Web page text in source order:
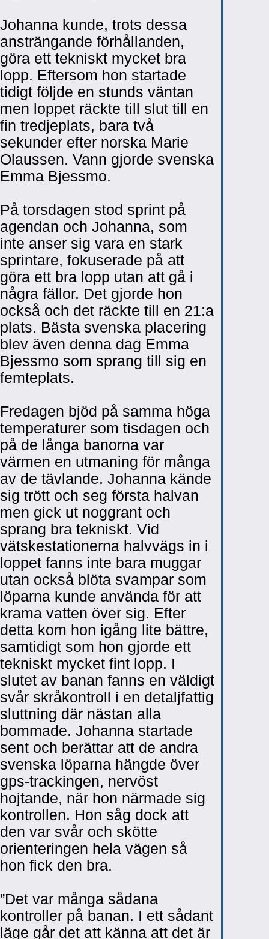
Johanna kunde, trots dessa
ansträngande förhållanden,
göra ett tekniskt mycket bra
lopp. Eftersom hon startade
tidigt följde en stunds väntan
men loppet räckte till slut till en
fin tredjeplats, bara två
sekunder efter norska Marie
Olaussen. Vann gjorde svenska
Emma Bjessmo.
På torsdagen stod sprint på
agendan och Johanna, som
inte anser sig vara en stark
sprintare, fokuserade på att
göra ett bra lopp utan att gå i
några fällor. Det gjorde hon
också och det räckte till en 21:a
plats. Bästa svenska placering
blev även denna dag Emma
Bjessmo som sprang till sig en
femteplats.
Fredagen bjöd på samma höga
temperaturer som tisdagen och
på de långa banorna var
värmen en utmaning för många
av de tävlande. Johanna kände
sig trött och seg första halvan
men gick ut noggrant och
sprang bra tekniskt. Vid
vätskestationerna halvvägs in i
loppet fanns inte bara muggar
utan också blöta svampar som
löparna kunde använda för att
krama vatten över sig. Efter
detta kom hon igång lite bättre,
samtidigt som hon gjorde ett
tekniskt mycket fint lopp. I
slutet av banan fanns en väldigt
svår skråkontroll i en detaljfattig
sluttning där nästan alla
bommade. Johanna startade
sent och berättar att de andra
svenska löparna hängde över
gps-trackingen, nervöst
hojtande, när hon närmade sig
kontrollen. Hon såg dock att
den var svår och skötte
orienteringen hela vägen så
hon fick den bra.
”Det var många sådana
kontroller på banan. I ett sådant
läge går det att känna att det är